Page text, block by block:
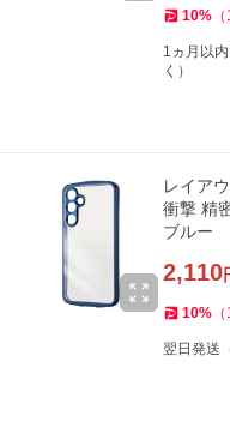
10% （
1ヵ月以
く）
レイア
衝撃 精
ブルー
2,110
10% （
翌日発送